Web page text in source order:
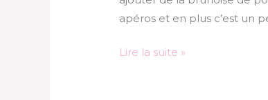
apéros et en plus c’est un
Lire la suite »